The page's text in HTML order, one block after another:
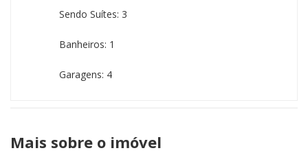
Sendo Suítes: 3
Banheiros: 1
Garagens: 4
Mais sobre o imóvel